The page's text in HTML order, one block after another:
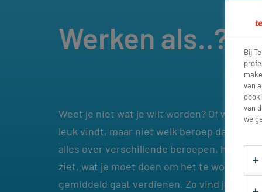
Werken als..?
Weet je niet wat je wilt worden? Of weet je
leuk vindt, maar niet welk beroep daar bij
alles over verschillende beroepen, hoe je
ziet, wat je moet doen om het te worden én
gemiddeld gaat verdienen. Zo vind je in
Bij
van
van
we